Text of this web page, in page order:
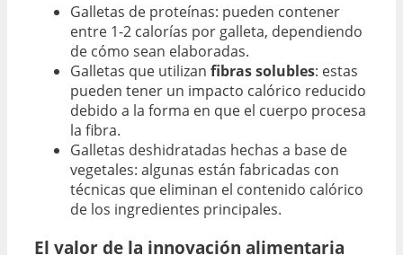
Galletas de proteínas: pueden contener
entre 1-2 calorías por galleta, dependiendo
de cómo sean elaboradas.
Galletas que utilizan fibras solubles: estas
pueden tener un impacto calórico reducido
debido a la forma en que el cuerpo procesa
la fibra.
Galletas deshidratadas hechas a base de
vegetales: algunas están fabricadas con
técnicas que eliminan el contenido calórico
de los ingredientes principales.
El valor de la innovación alimentaria